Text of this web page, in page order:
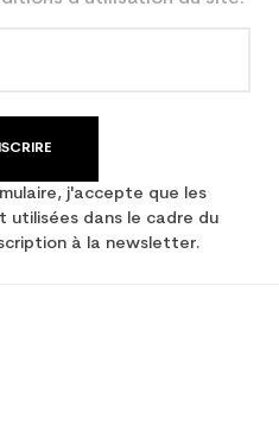
j'accepte que les
utilisées dans le cadre du
à la newsletter.